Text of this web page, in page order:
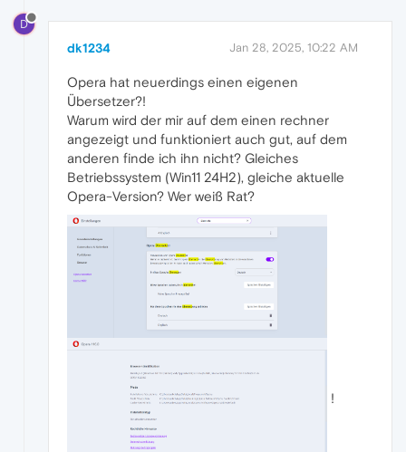
D
dk1234 Jan 28, 2025, 10:22 AM
Opera hat neuerdings einen eigenen
Übersetzer?!
Warum wird der mir auf dem einen rechner
angezeigt und funktioniert auch gut, auf dem
anderen finde ich ihn nicht? Gleiches
Betriebssystem (Win11 24H2), gleiche aktuelle
Opera-Version? Wer weiß Rat?
!